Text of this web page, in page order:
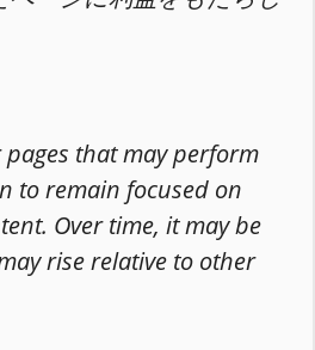
pages that may perform
to remain focused on
Over time, it may be
rise relative to other